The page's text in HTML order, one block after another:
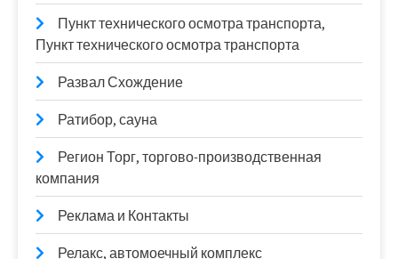
Пункт технического осмотра транспорта,
Пункт технического осмотра транспорта
Развал Схождение
Ратибор, сауна
Регион Торг, торгово-производственная
компания
Реклама и Контакты
Релакс, автомоечный комплекс